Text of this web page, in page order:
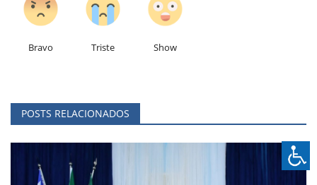
Bravo Triste Show
POSTS RELACIONADOS